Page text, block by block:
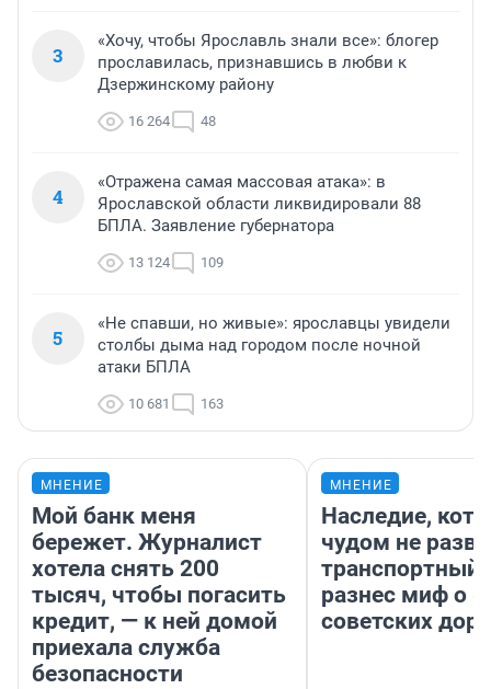
3
«Хочу, чтобы Ярославль знали все»: блогер
прославилась, признавшись в любви к
Дзержинскому району
16 264 48
4
«Отражена самая массовая атака»: в
Ярославской области ликвидировали 88
БПЛА. Заявление губернатора
13 124 109
5
«Не спавши, но живые»: ярославцы увидели
столбы дыма над городом после ночной
атаки БПЛА
10 681 163
МНЕНИЕ
Мой банк меня
бережет. Журналист
хотела снять 200
тысяч, чтобы погасить
кредит, — к ней домой
приехала служба
безопасности
МНЕНИЕ
Наследие,
чудом не
транспортный
разнес миф о
советских